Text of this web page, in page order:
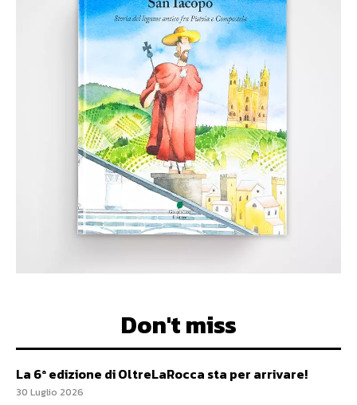
Don't miss
La 6ª edizione di OltreLaRocca sta per arrivare!
30 Luglio 2026